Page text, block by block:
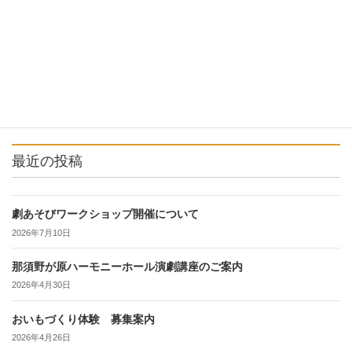
最近の投稿
劇あそびワークショップ開催について
2026年7月10日
那須野が原ハーモニーホール演劇講座のご案内
2026年4月30日
おいもづくり体験 募集案内
2026年4月26日